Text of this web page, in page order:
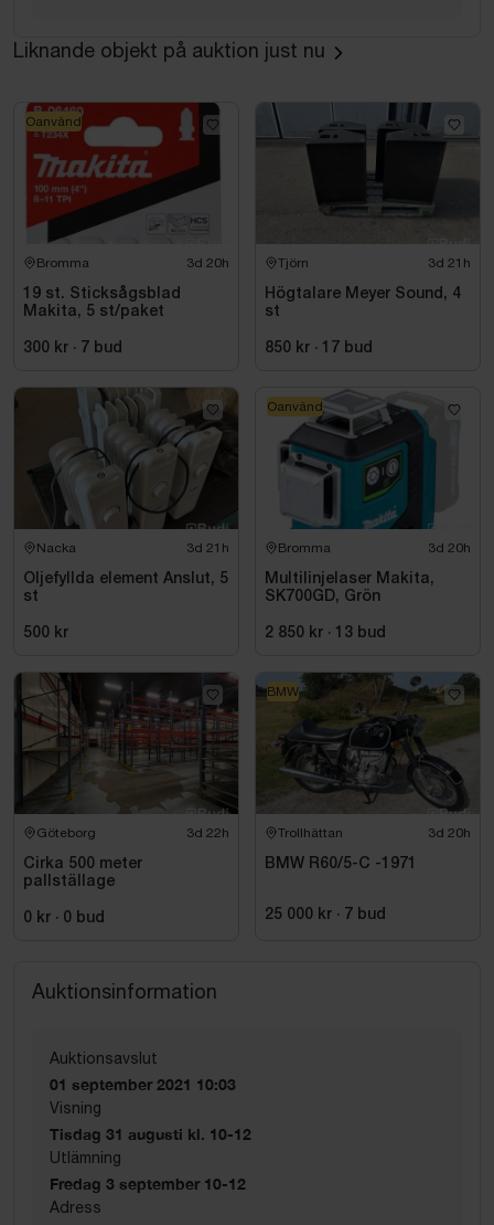
Liknande objekt på auktion just nu
Bromma 3d 20h
19 st. Sticksågsblad
Makita, 5 st/paket
300 kr · 7 bud
Oanvänd
Tjörn 3d 21h
Högtalare Meyer Sound, 4
st
850 kr · 17 bud
Nacka 3d 21h
Oljefyllda element Anslut, 5
st
500 kr
Bromma 3d 20h
Multilinjelaser Makita,
SK700GD, Grön
2 850 kr · 13 bud
Oanvänd
Göteborg 3d 22h
Cirka 500 meter
pallställage
0 kr · 0 bud
Trollhättan 3d 20h
BMW R60/5-C -1971
25 000 kr · 7 bud
BMW
Auktionsinformation
Auktionsavslut
01 september 2021 10:03
Visning
Tisdag 31 augusti kl. 10-12
Utlämning
Fredag 3 september 10-12
Adress